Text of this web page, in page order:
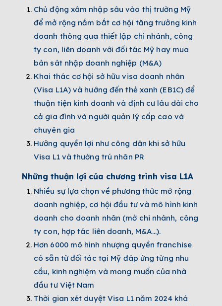
Chủ động xâm nhập sâu vào thị trường Mỹ
để mở rộng nắm bắt cơ hội tăng trưởng kinh
doanh thông qua thiết lập chi nhánh, công
ty con, liên doanh với đối tác Mỹ hay mua
bán sát nhập doanh nghiệp (M&A)
Khai thác cơ hội sở hữu visa doanh nhân
(Visa L1A) và hướng đến thẻ xanh (EB1C) để
thuận tiện kinh doanh và định cư lâu dài cho
cả gia đình và người quản lý cấp cao và
chuyên gia
Hưởng quyền lợi như công dân khi sở hữu
Visa L1 và thường trú nhân PR
Những thuận lợi của chương trình visa L1A
Nhiều sự lựa chọn về phương thức mở rộng
doanh nghiệp, cơ hội đầu tư và mô hình kinh
doanh cho doanh nhân (mở chi nhánh, công
ty con, hợp tác liên doanh, M&A…).
Hơn 6000 mô hình nhượng quyền franchise
có sẵn từ đối tác tại Mỹ đáp ứng từng nhu
cầu, kinh nghiệm và mong muốn của nhà
đầu tư Việt Nam
Thời gian xét duyệt Visa L1 năm 2024 khá